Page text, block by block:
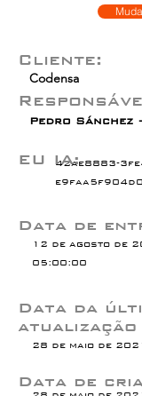
Codensa
Cliente:
Pedro Sánchez
42ae8883-
e9faa5f904d0
EU IA:
Data de
12 de agosto de
05:00:00
Data da
atualização
28 de maio de
Data de